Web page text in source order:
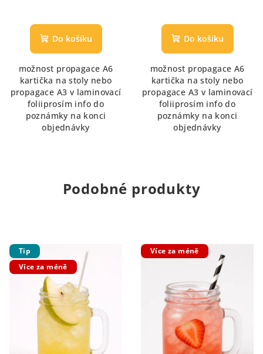
Do košíku
možnost propagace A6
kartička na stoly nebo
propagace A3 v laminovací
foliiprosím info do
poznámky na konci
objednávky
Do košíku
možnost propagace A6
kartička na stoly nebo
propagace A3 v laminovací
foliiprosím info do
poznámky na konci
objednávky
Podobné produkty
Tip
Více za méně
Více za méně